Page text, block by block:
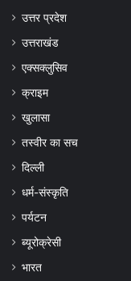
उत्तर प्रदेश
उत्तराखंड
एक्सक्लुसिव
क्राइम
खुलासा
तस्वीर का सच
दिल्ली
धर्म-संस्कृति
पर्यटन
ब्यूरोक्रेसी
भारत